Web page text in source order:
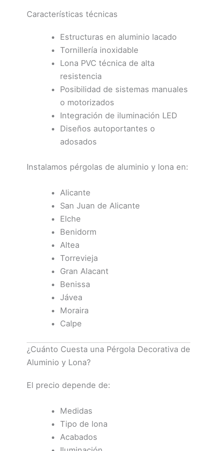
Características técnicas
Estructuras en aluminio lacado
Tornillería inoxidable
Lona PVC técnica de alta
resistencia
Posibilidad de sistemas manuales
o motorizados
Integración de iluminación LED
Diseños autoportantes o
adosados
Instalamos pérgolas de aluminio y lona en:
Alicante
San Juan de Alicante
Elche
Benidorm
Altea
Torrevieja
Gran Alacant
Benissa
Jávea
Moraira
Calpe
¿Cuánto Cuesta una Pérgola Decorativa de
Aluminio y Lona?
El precio depende de:
Medidas
Tipo de lona
Acabados